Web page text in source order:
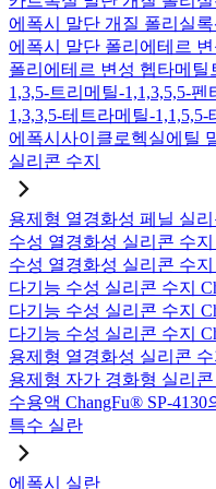
에폭시 말단 개질 폴리실
에폭시 말단 폴리에테르
폴리에테르 변성 헵타메틸
1,3,5-트리메틸-1,1,3,5,5-
1,3,3,5-테트라메틸-
에폭시사이클로헥실에틸
실리콘 수지
용제형 열경화성 페닐 실
수성 열경화성 실리콘 수지
수성 열경화성 실리콘 수지
다기능 수성 실리콘 수지
다기능 수성 실리콘 수지
다기능 수성 실리콘 수지
용제형 열경화성 실리콘 수
용제형 자가 경화형 실리콘
수용액 ChangFu® SP-
특수 실란
에폭시 실란